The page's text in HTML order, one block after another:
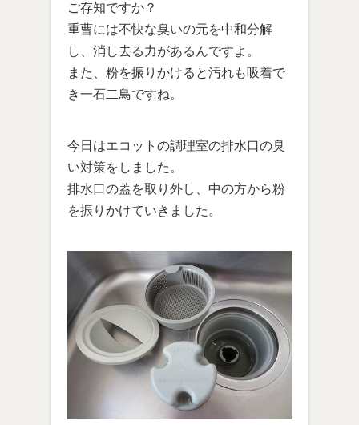
ご存知ですか？
重曹には不快な臭いの元を中和分解
し、消し去る力があるんですよ。
また、粉を振りかけると汚れも吸着で
き一石二鳥ですね。
今日はエコットの調理室の排水口の臭
い対策をしました。
排水口の蓋を取り外し、中の方から粉
を振りかけていきました。